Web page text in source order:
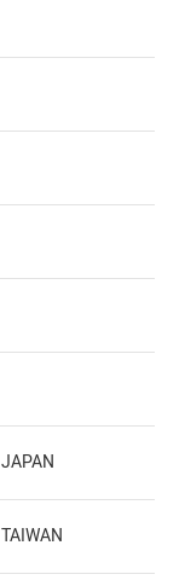
JAPAN
TAIWAN